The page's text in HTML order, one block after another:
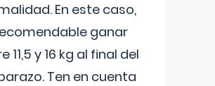
En este caso,
ganar
11,5 y 16 kg al final del
Ten en cuenta